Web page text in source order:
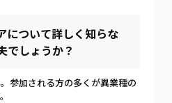
について詳しく知らな
でしょうか？
参加される方の多くが異業種の